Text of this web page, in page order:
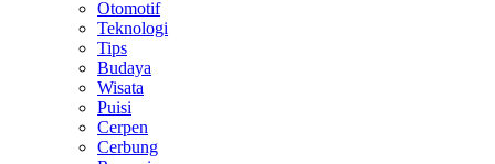
Otomotif
Teknologi
Tips
Budaya
Wisata
Puisi
Cerpen
Cerbung